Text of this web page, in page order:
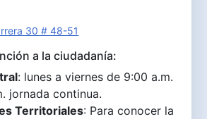
30 # 48-51
a la ciudadanía:
: lunes a viernes de 9:00 a.m.
jornada continua.
Territoriales: Para conocer la